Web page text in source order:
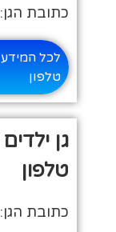
כתובת הגן:
לכל המידע
טלפון
גן
טלפון
כתובת